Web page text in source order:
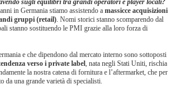
sugli equilibri tra grandi operatori e player locali?
in Germania stiamo assistendo a massicce acquisizioni
gruppi (retail). Nomi storici stanno scomparendo dal
stanno sostituendo le PMI grazie alla loro forza di
e che dipendono dal mercato interno sono sottoposti
verso i private label, nata negli Stati Uniti, rischia
la nostra catena di fornitura e l’aftermarket, che per
da una grande varietà di specialisti.